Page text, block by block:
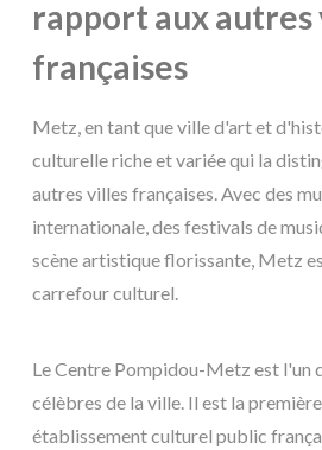
rapport aux autres
françaises
Metz, en tant que ville d'art et
culturelle riche et variée qui la
autres villes françaises. Avec des
internationale, des festivals de
scène artistique florissante, Metz
carrefour culturel.
Le Centre Pompidou-Metz est l'un
célèbres de la ville. Il est la
établissement culturel public